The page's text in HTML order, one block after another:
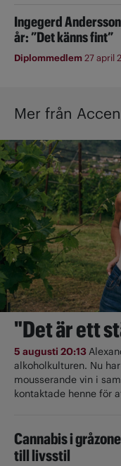
Ingegerd
år: ”Det känns fint”
Diplommedlem27 april
Mer från
"Det är ett
5 augusti 20:13
alkoholkulturen. Nu
mousserande vin i
kontaktade henne för
Cannabis i
till livsstil